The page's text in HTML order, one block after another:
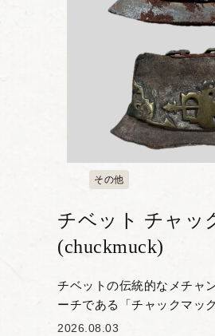
その他
チベット チャッ
(chuckmuck)
チベットの伝統的なメチャ
ーチである「チャックマック
(chuckmuck)」をお譲りい
2026.08.03